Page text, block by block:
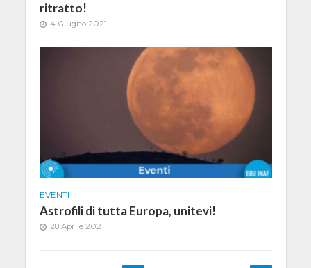
ritratto!
4 Giugno 2021
EVENTI
Astrofili di tutta Europa, unitevi!
28 Aprile 2021